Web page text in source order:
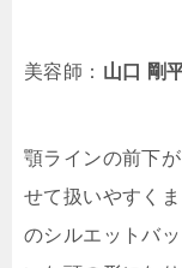
美容師： 山口 剛
顎ラインの前下
せて扱いやすく
のシルエットバ